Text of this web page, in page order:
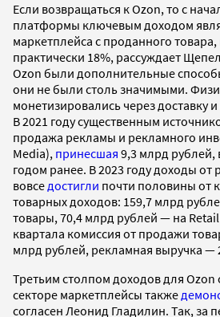
Если возвращаться к Ozon, то с
платформы ключевым доходом
маркетплейса с проданного товара,
практически 18%, рассуждает
Ozon были дополнительные
они не были столь значимыми.
монетизировались через доставку
В 2021 году существенным
продажа рекламы и рекламного
Media), принесшая 9,3 млрд рублей,
годом ранее. В 2023 году доходы от
вовседостигли почти половины от
товарных доходов: 159,7 млрд
товары, 70,4 млрд рублей — на
квартала комиссия от продажи
млрд рублей, рекламная выручка —
Третьим столпом доходов для Ozon
секторе маркетплейсы также
согласен Леонид Гладилин. Так, за